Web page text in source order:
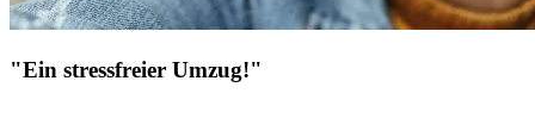
"Ein stressfreier Umzug!"